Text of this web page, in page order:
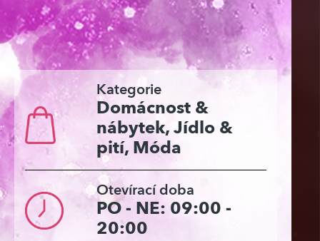
Kategorie
Domácnost &
nábytek, Jídlo &
pití, Móda
Otevírací doba
PO - NE: 09:00 -
20:00